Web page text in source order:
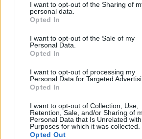
not limited to your visit or usage
grant or deny consent to Google and its
use your data for below specified
consent section.
I want to opt-out of the Sharing of
personal data.
Opted In
I want to opt-out of the Sale of my
Personal Data.
Opted In
I want to opt-out of processing my
Personal Data for Targeted
Opted In
I want to opt-out of Collection, Use,
Retention, Sale, and/or Sharing of
Personal Data that Is Unrelated
Purposes for which it was collected.
Opted Out
A zenekar egyik különlegessége
hangszerparkban rejlik. A
a többek között Moldvában
kobozt. Ehhez a népzenei
elektromos bőgő.